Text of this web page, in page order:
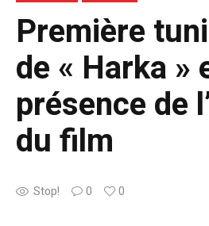
Première
de « Harka »
présence de
du film
Stop! 0 0